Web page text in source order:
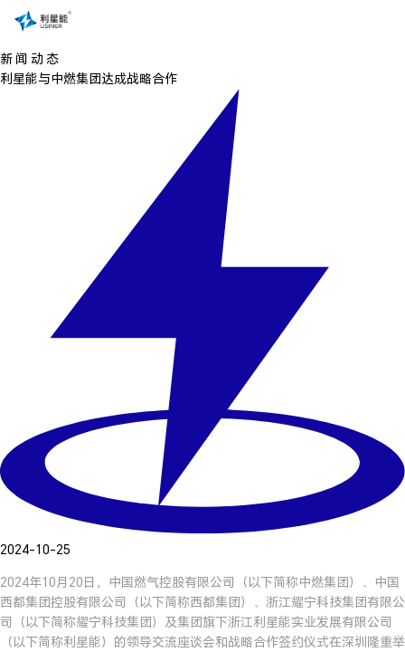
新 闻 动 态
利星能与中燃集团达成战略合作
2024-10-25
2024年10月20日，中国燃气控股有限公司（以下简称中燃集团）、中国
西都集团控股有限公司（以下简称西都集团）、浙江耀宁科技集团有限公
司（以下简称耀宁科技集团）及集团旗下浙江利星能实业发展有限公司
（以下简称利星能）的领导交流座谈会和战略合作签约仪式在深圳隆重举